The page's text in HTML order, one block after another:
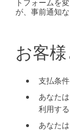
トフォームを
が、事前通知
お客
支払条
あなた
利用す
あなた